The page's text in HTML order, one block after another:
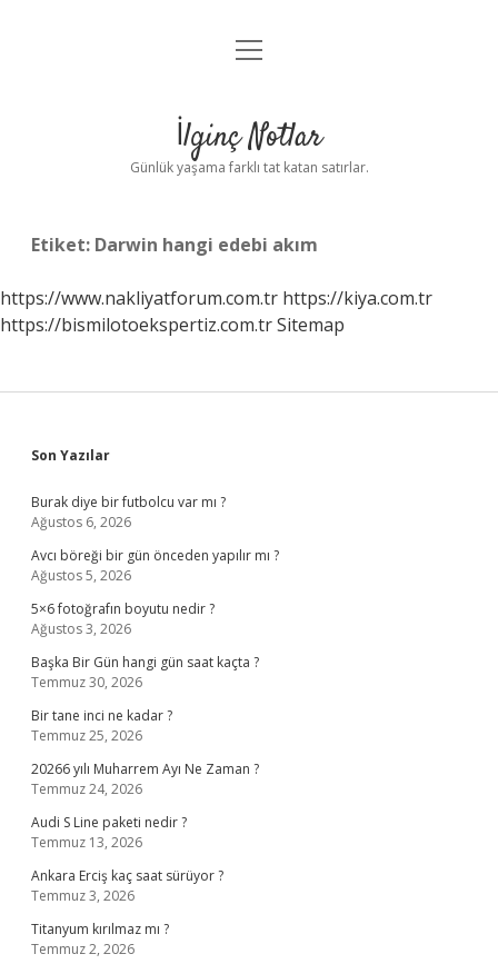
Anasayfa
Yasal Uyarı
menüyü
İlginç Notlar
Günlük yaşama farklı tat katan satırlar.
Etiket: Darwin hangi edebi akım
https://www.nakliyatforum.com.tr https://kiya.com.tr
https://bismilotoekspertiz.com.trSitemap
Sidebar
Son Yazılar
Burak diye bir futbolcu var mı ?
Ağustos 6, 2026
Avcı böreği bir gün önceden yapılır mı ?
Ağustos 5, 2026
5×6 fotoğrafın boyutu nedir ?
Ağustos 3, 2026
Başka Bir Gün hangi gün saat kaçta ?
Temmuz 30, 2026
Bir tane inci ne kadar ?
Temmuz 25, 2026
20266 yılı Muharrem Ayı Ne Zaman ?
Temmuz 24, 2026
Audi S Line paketi nedir ?
Temmuz 13, 2026
Ankara Erciş kaç saat sürüyor ?
Temmuz 3, 2026
Titanyum kırılmaz mı ?
Temmuz 2, 2026